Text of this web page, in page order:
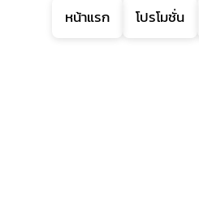
หน้าแรก โปรโมชั่น